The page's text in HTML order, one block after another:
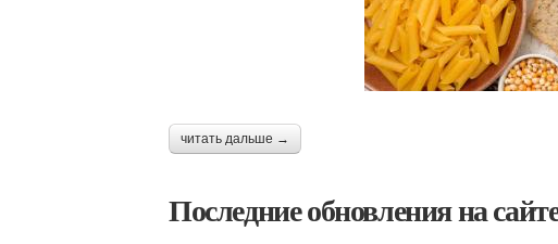
читать дальше →
Последние обновления на